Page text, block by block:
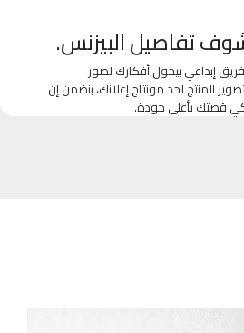
تفاصيل البيزنس.
إبداعي بيحول أفكارك لصور
المنتج لحد مونتاج إعلانك، بنضمن إن
قصتك بأعلى جودة.